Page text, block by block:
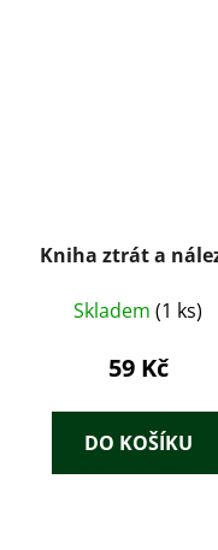
Kniha ztrát a
Skladem (1 ks)
59 Kč
DO KOŠÍKU